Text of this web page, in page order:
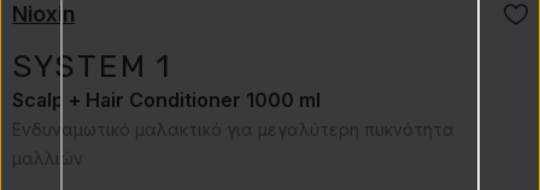
Nioxin
SYSTEM 1
Scalp + Hair Conditioner 1000 ml
Ενδυναμωτικό μαλακτικό για μεγαλύτερη πυκνότητα
μαλλιών